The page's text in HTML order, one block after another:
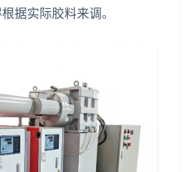
据实际胶料来调。